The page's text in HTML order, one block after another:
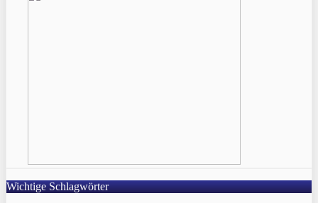
Wichtige Schlagwörter